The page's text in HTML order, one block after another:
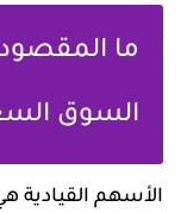
ما المقصود
السوق
الأسهم القيادية